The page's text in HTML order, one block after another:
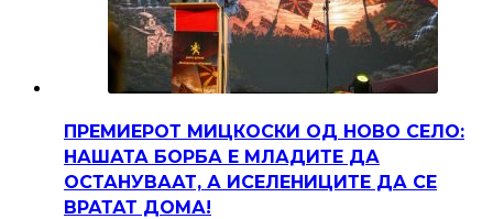
ПРЕМИЕРОТ МИЦКОСКИ ОД НОВО СЕЛО:
НАШАТА БОРБА Е МЛАДИТЕ ДА
ОСТАНУВААТ, А ИСЕЛЕНИЦИТЕ ДА СЕ
ВРАТАТ ДОМА!